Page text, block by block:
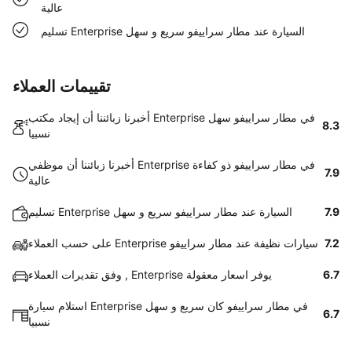
عالية
تسليم Enterprise السيارة عند مطار سراييفو سريع و سهل
تقييمات العملاء
أخبرنا زبائننا أن إيجاد مكتب Enterprise في مطار سراييفو سهل
نسبيا
8.3
أخبرنا زبائننا أن موظفي Enterprise في مطار سراييفو ذو كفاءة
عالية
7.9
تسليم Enterprise السيارة عند مطار سراييفو سريع و سهل 7.9
على حسب العملاء Enterprise سيارات نظيفة عند مطار سراييفو 7.2
وفق تقديرات العملاء , Enterprise يوفر اسعار معقولة 6.7
استلام سيارة Enterprise في مطار سراييفو كان سريع و سهل
نسبيا
6.7